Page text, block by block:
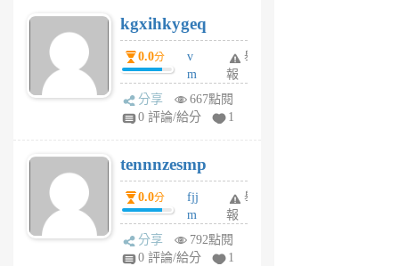
6
個
月
前
kgxihkygeq
0.0分
v
m
sg
sr
6
個
月
前
舉
報
分享
667點閱
0 評論/給分
1
tennnzesmp
0.0分
fjj
m
w
rs
舉
報
分享
792點閱
0 評論/給分
1